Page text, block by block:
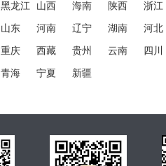
黑龙江 山西 海南 陕西 浙江
山东 河南 辽宁 湖南 河北
重庆 西藏 贵州 云南 四川
青海 宁夏 新疆